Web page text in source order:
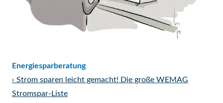
Energiesparberatung
› Strom sparen leicht gemacht! Die große WEMAG
Stromspar-Liste